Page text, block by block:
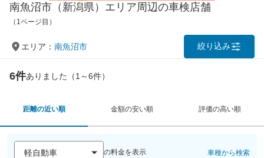
南魚沼市（新潟県）エリア周辺の車検店舗
（1ページ目）
エリア： 南魚沼市 絞り込み
6件ありました（1～6件）
距離の近い順 金額の安い順 評価の高い順
の料金を表示 車種から検索